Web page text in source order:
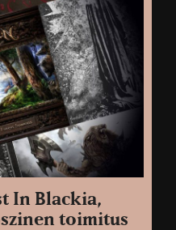
In Blackia,
toimitus